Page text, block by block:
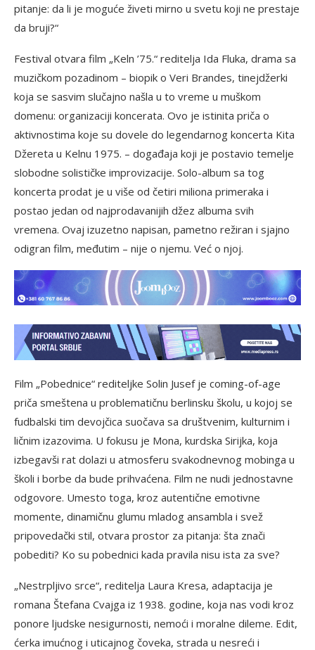
pitanje: da li je moguće živeti mirno u svetu koji ne prestaje
da bruji?“
Festival otvara film „Keln ’75.“ reditelja Ida Fluka, drama sa
muzičkom pozadinom – biopik o Veri Brandes, tinejdžerki
koja se sasvim slučajno našla u to vreme u muškom
domenu: organizaciji koncerata. Ovo je istinita priča o
aktivnostima koje su dovele do legendarnog koncerta Kita
Džereta u Kelnu 1975. – događaja koji je postavio temelje
slobodne solističke improvizacije. Solo-album sa tog
koncerta prodat je u više od četiri miliona primeraka i
postao jedan od najprodavanijih džez albuma svih
vremena. Ovaj izuzetno napisan, pametno režiran i sjajno
odigran film, međutim – nije o njemu. Već o njoj.
Film „Pobednice“ rediteljke Solin Jusef je coming-of-age
priča smeštena u problematičnu berlinsku školu, u kojoj se
fudbalski tim devojčica suočava sa društvenim, kulturnim i
ličnim izazovima. U fokusu je Mona, kurdska Sirijka, koja
izbegavši rat dolazi u atmosferu svakodnevnog mobinga u
školi i borbe da bude prihvaćena. Film ne nudi jednostavne
odgovore. Umesto toga, kroz autentične emotivne
momente, dinamičnu glumu mladog ansambla i svež
pripovedački stil, otvara prostor za pitanja: šta znači
pobediti? Ko su pobednici kada pravila nisu ista za sve?
„Nestrpljivo srce“, reditelja Laura Kresa, adaptacija je
romana Štefana Cvajga iz 1938. godine, koja nas vodi kroz
ponore ljudske nesigurnosti, nemoći i moralne dileme. Edit,
ćerka imućnog i uticajnog čoveka, strada u nesreći i